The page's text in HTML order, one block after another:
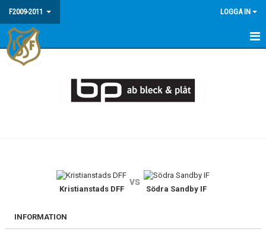
F2009-2011 LOGGA IN
HEM
Kristianstads DFF
vs
Södra Sandby IF
INFORMATION